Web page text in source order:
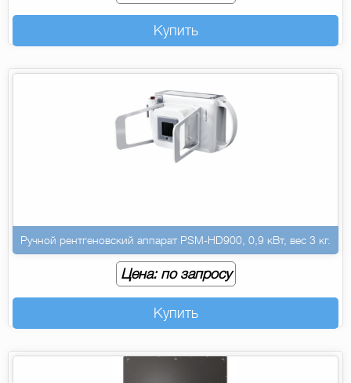
Купить
Ручной рентгеновский аппарат PSM-HD900, 0,9 кВт, вес 3 кг.
Цена: по запросу
Купить